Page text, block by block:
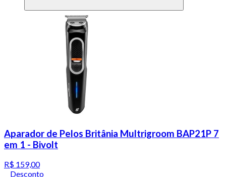
Aparador de Pelos Britânia Multrigroom BAP21P 7
em 1 - Bivolt
R$ 159,00
Desconto